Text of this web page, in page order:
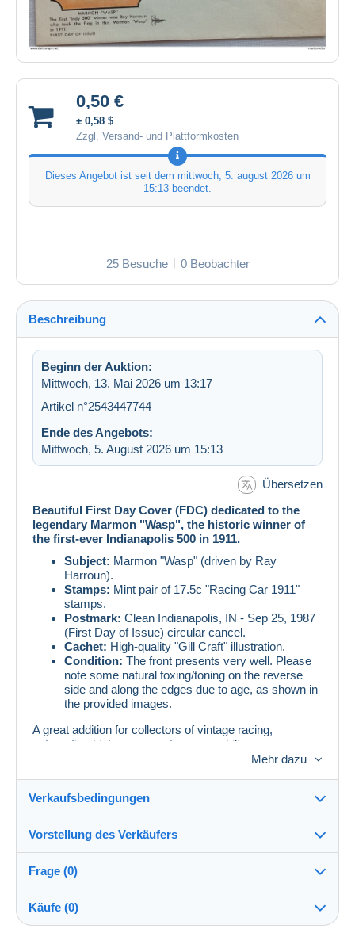
0,50 €
± 0,58 $
Zzgl. Versand- und Plattformkosten
Dieses Angebot ist seit dem mittwoch, 5. august 2026 um
15:13 beendet.
25 Besuche 0 Beobachter
Beschreibung
Beginn der Auktion:
Mittwoch, 13. Mai 2026 um 13:17
Artikel n°2543447744
Ende des Angebots:
Mittwoch, 5. August 2026 um 15:13
Übersetzen
Beautiful First Day Cover (FDC) dedicated to the
legendary Marmon "Wasp", the historic winner of
the first-ever Indianapolis 500 in 1911.
Subject: Marmon "Wasp" (driven by Ray
Harroun).
Stamps: Mint pair of 17.5c "Racing Car 1911"
stamps.
Postmark: Clean Indianapolis, IN - Sep 25, 1987
(First Day of Issue) circular cancel.
Cachet: High-quality "Gill Craft" illustration.
Condition: The front presents very well. Please
note some natural foxing/toning on the reverse
side and along the edges due to age, as shown in
the provided images.
A great addition for collectors of vintage racing,
automotive history, or sports memorabilia.
grouper vos achats et réduire les frais de port. Offres
groupées acceptées.
Mehr dazu
Verkaufsbedingungen
Verkaufsbedingungen im Detail
Versand nach Zahlung innerhalb von 14 Tagen
Vorstellung des Verkäufers
mariorocha100%(27x)
Shop
Frage (0)
Käufe (0)